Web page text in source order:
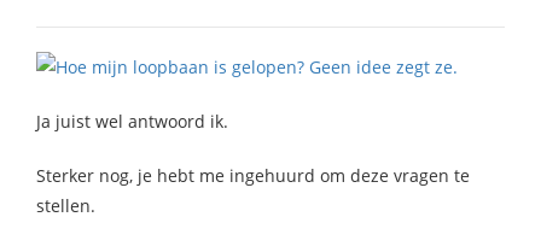
Ja juist wel antwoord ik.
Sterker nog, je hebt me ingehuurd om deze vragen te
stellen.